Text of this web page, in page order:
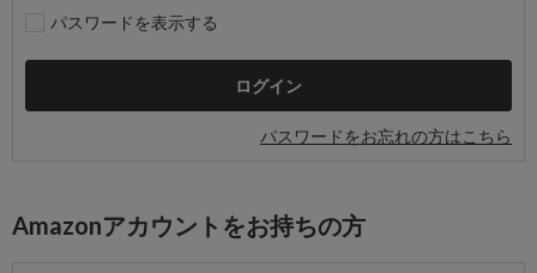
パスワードを表示する
パスワードをお忘れの方はこちら
Amazonアカウントをお持ちの方